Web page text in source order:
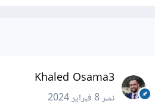
Khaled Osama3
نشر8 فبراير 2024